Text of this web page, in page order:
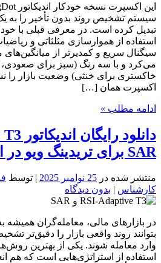
سیستم تشخیص روند بدون تأخیر را به
تبدیل کرده است. در معرفی قبلی با خود
استفاده از هموارسازی مثلثاتی و
سیگنال سریع و کمدیرتر از
می‌کرد و با سه رنگ (سبز برای صعودی،
خاکستری برای خنثی) وضعیت بازار را
اکسپرت همان […]
ادامه مطلب »
SAR برای تریدینگ ویو در ارزدیجیتال
منتشر شده در 25 نوامبر 2025 | توسط
کارشناس | بدون دیدگاه
در بازارهای مالی، معامله‌گران همیشه
بتوانند روند واقعی بازار را دقیق‌تر
وارد معامله شوند. یکی از بهترین
استفاده از استراتژی‌هایی است که هم